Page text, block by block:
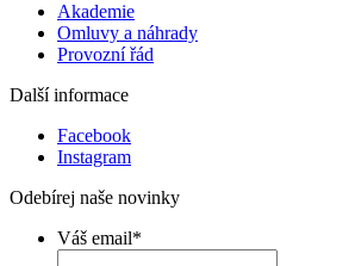
Akademie
Omluvy a náhrady
Provozní řád
Další informace
Facebook
Instagram
Odebírej naše novinky
Váš email*